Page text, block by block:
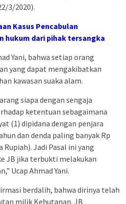
3/2020).
Kasus Pencabulan
hukum dari pihak tersangka
Yani, bahwa setiap orang
yang dapat mengakibatkan
kawasan suaka alam.
siapa dengan sengaja
ketentuan sebagaimana
(1) dipidana dengan penjara
dan denda paling banyak Rp
Rupiah). Jadi Pasal ini yang
JB jika terbukti melakukan
Ucap Ahmad Yani.
berdalih, bahwa dirinya telah
milik Kehutanan. JB